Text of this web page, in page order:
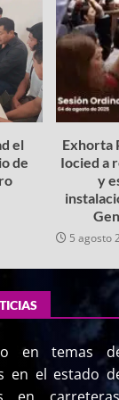
el
de
Exhorta
Iocied a
y
5 agosto
en temas
en el estado